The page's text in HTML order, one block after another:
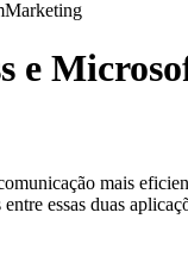
Marketing
e
mais
essas duas